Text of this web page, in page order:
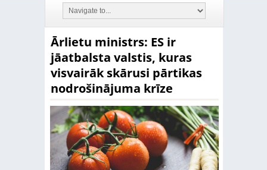
Ārlietu ministrs: ES ir
jāatbalsta valstis, kuras
visvairāk skārusi pārtikas
nodrošinājuma krīze